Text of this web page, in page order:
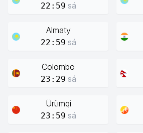
22:59 sá
Almaty
22:59 sá
Colombo
23:29 sá
Ürümqi
23:59 sá